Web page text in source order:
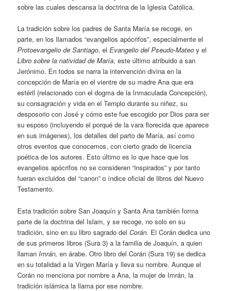
sobre las cuales descansa la doctrina de la Iglesia Católica.
La tradición sobre los padres de Santa María se recoge, en
parte, en los llamados “evangelios apócrifos”, especialmente el
Protoevangelio de Santiago, elEvangelio del Pseudo-Mateo y el
Libro sobre la natividad de María, este último atribuido a san
Jerónimo. En todos se narra la intervención divina en la
concepción de María en el vientre de su madre Ana que era
estéril (relacionado con el dogma de la Inmaculada Concepción),
su consagración y vida en el Templo durante su niñez, su
desposorio con José y cómo este fue escogido por Dios para ser
su esposo (incluyendo el porqué de la vara florecida que aparece
en sus imágenes), los detalles del parto de María, así como
otros eventos que conocemos, con cierto grado de licencia
poética de los autores. Esto último es lo que hace que los
evangelios apócrifos no se consideren “inspirados” y por tanto
fueran excluidos del “canon” o índice oficial de libros del Nuevo
Testamento.
Esta tradición sobre San Joaquín y Santa Ana también forma
parte de la doctrina del Islam, y se recoge, no solo en su
tradición, sino en su libro sagrado delCorán. El Corán dedica uno
de sus primeros libros (Sura 3) a la familia de Joaquín, a quien
llaman Imrán, en árabe. Otro libro del Corán (Sura 19) se dedica
en su totalidad a la Virgen María y lleva su nombre. Aunque el
Corán no menciona por nombre a Ana, la mujer de Imrán, la
tradición islámica la llama por ese nombre.